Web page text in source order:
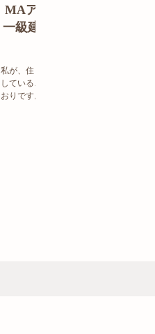
MAアーキテクト
一級建築士事務所
私が、住まい造りで大事に
していることは、以下のと
おりです。 洗練された...